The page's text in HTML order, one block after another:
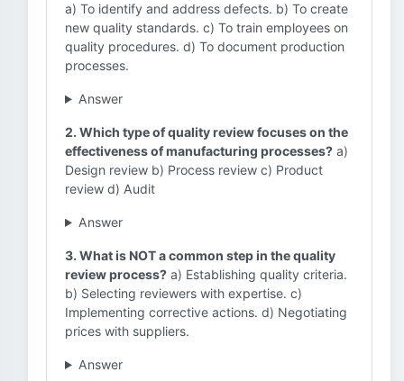
a) To identify and address defects. b) To create
new quality standards. c) To train employees on
quality procedures. d) To document production
processes.
Answer
2. Which type of quality review focuses on the
effectiveness of manufacturing processes? a)
Design review b) Process review c) Product
review d) Audit
Answer
3. What is NOT a common step in the quality
review process? a) Establishing quality criteria.
b) Selecting reviewers with expertise. c)
Implementing corrective actions. d) Negotiating
prices with suppliers.
Answer